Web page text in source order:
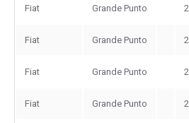
Fiat Grande Punto
Fiat Grande Punto
Fiat Grande Punto
Fiat Grande Punto